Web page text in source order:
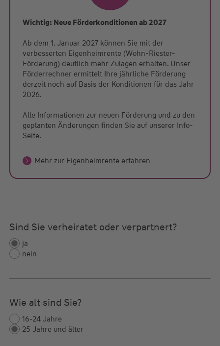
Wichtig: Neue Förderkonditionen ab 2027
Ab dem 1. Januar 2027 können Sie mit der
verbesserten Eigenheimrente (Wohn-Riester-
Förderung) deutlich mehr Zulagen erhalten. Unser
Förderrechner ermittelt Ihre jährliche Förderung
derzeit noch auf Basis der Konditionen für das Jahr
2026.
Alle Informationen zur neuen Förderung und zu den
geplanten Änderungen finden Sie auf unserer Info-
Seite.
Mehr zur Eigenheimrente erfahren
Sind Sie verheiratet oder verpartnert?
ja
nein
Wie alt sind Sie?
16-24 Jahre
25 Jahre und älter